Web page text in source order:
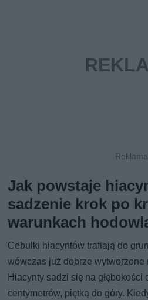
Jak powstaje
sadzenie krok po
warunkach
Cebulki hiacyntów trafiają do
wówczas już dobrze wytworzone
Hiacynty sadzi się na głębokości
centymetrów, piętką do góry.